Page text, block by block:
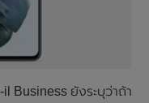
Business ยังระบุว่าถ้า